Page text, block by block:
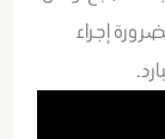
إجراء